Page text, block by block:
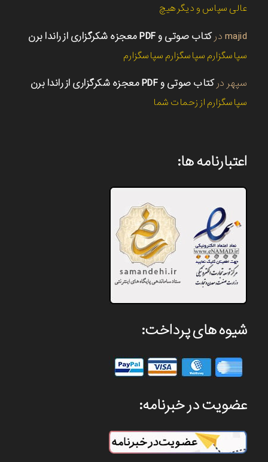
عالی سپاس و دیگر هیچ
majid درکتاب صوتی و PDF معجزه شکرگزاری از راندا برن
سپاسگزارم سپاسگزارم سپاسگزارم
سپهر درکتاب صوتی و PDF معجزه شکرگزاری از راندا برن
سپاسگزارم از زحمات شما
اعتبارنامه ها:
شیوه های پرداخت:
عضویت در خبرنامه: